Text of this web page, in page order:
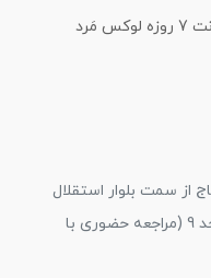
مَرد
از سمت بلوار استقلال
- پلاک 23 - ساختمان اداری مهریزان - واحد 9 (مراجعه حضوری با